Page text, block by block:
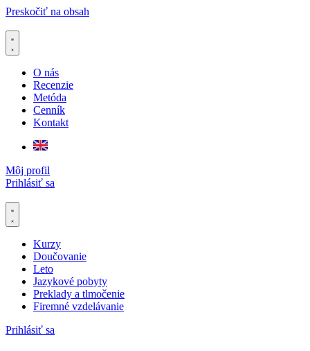
Preskočiť na obsah
O nás
Recenzie
Metóda
Cenník
Kontakt
Môj profil
Prihlásiť sa
Kurzy
Doučovanie
Leto
Jazykové pobyty
Preklady a tlmočenie
Firemné vzdelávanie
Prihlásiť sa